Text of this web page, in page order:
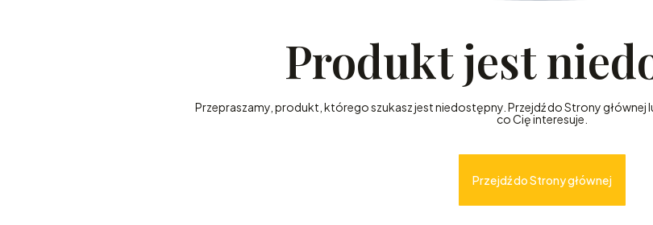
Produkt jest
Przepraszamy, produkt, którego szukasz jest niedostępny. Przejdź do Strony głównej
co Cię interesuje.
Przejdź do Strony głównej